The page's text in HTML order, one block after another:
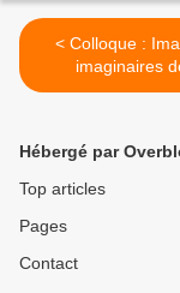
< Colloque : Images et
imaginaires
prostitution au
Hébergé par
Top articles
Pages
Contact